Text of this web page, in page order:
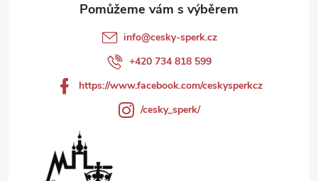
info@cesky-sperk.cz
+420 734 818 599
https://www.facebook.com/ceskysperkcz
/cesky_sperk/